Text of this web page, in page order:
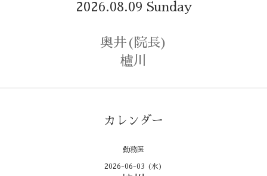
2026.08.09 Sunday
奥井(院長)
櫨川
カレンダー
勤務医
2026-06-03 (水)